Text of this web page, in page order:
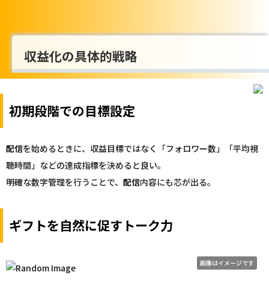
収益化の具体的戦略
初期段階での目標設定
配信を始めるときに、収益目標ではなく「フォロワー数」「平均視
聴時間」などの達成指標を決めると良い。
明確な数字管理を行うことで、 配信内容にも芯が出る。
ギフトを自然に促すトーク力
画像はイメージです